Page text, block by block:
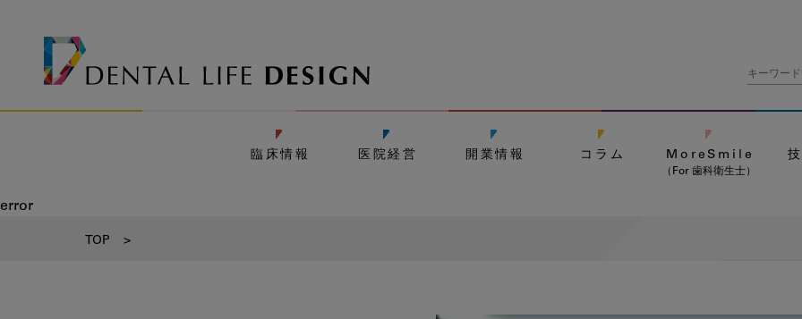
臨床情報 医院経営 開業情報 コラム MoreSmile
（For 歯科衛生士）
error
TOP >